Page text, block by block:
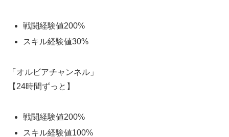
戦闘経験値200%
スキル経験値30%
「オルビアチャンネル」
【24時間ずっと】
戦闘経験値200%
スキル経験値100%